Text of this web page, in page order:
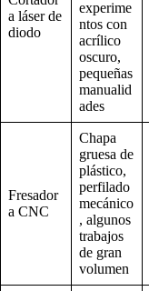
a láser de
diodo
experime
ntos con
acrílico
oscuro,
pequeñas
manualid
ades
Fresador
a CNC
Chapa
gruesa de
plástico,
perfilado
mecánico
, algunos
trabajos
de gran
volumen